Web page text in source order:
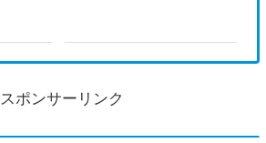
スポンサーリンク